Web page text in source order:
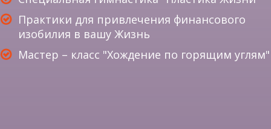
Практики для привлечения финансового
изобилия в вашу Жизнь
Мастер – класс "Хождение по горящим углям"